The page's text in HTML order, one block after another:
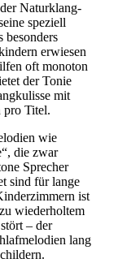
Naturklang-
speziell
besonders
erwiesen
oft monoton
der Tonie
mit
pro Titel.
wie
die zwar
Sprecher
sind für lange
ist
wiederholtem
– der
lang